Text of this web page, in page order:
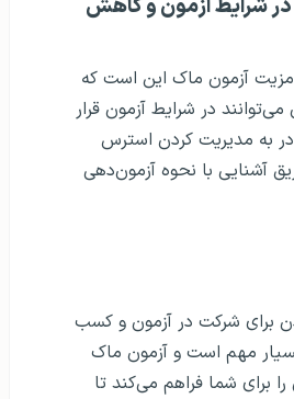
در شرایط آزمون و کاهش
آزمون ماک این است که
در شرایط آزمون قرار
به مدیریت کردن استرس
آشنایی با نحوه آزمون‌دهی
برای شرکت در آزمون و کسب
بسیار مهم است و آزمون ماک
برای شما فراهم می‌کند تا